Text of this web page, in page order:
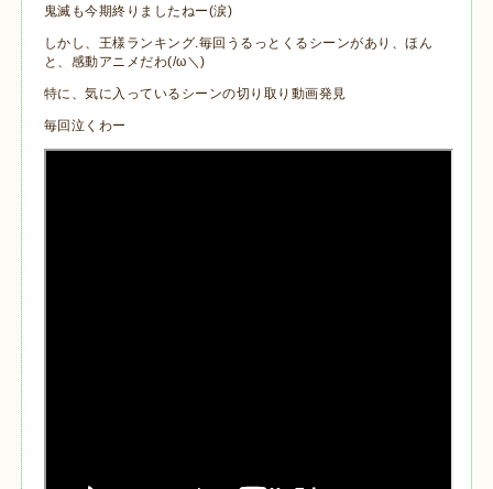
鬼滅も今期終りましたねー(涙)
しかし、王様ランキング.毎回うるっとくるシーンがあり、ほん
と、感動アニメだわ(/ω＼)
特に、気に入っているシーンの切り取り動画発見
毎回泣くわー